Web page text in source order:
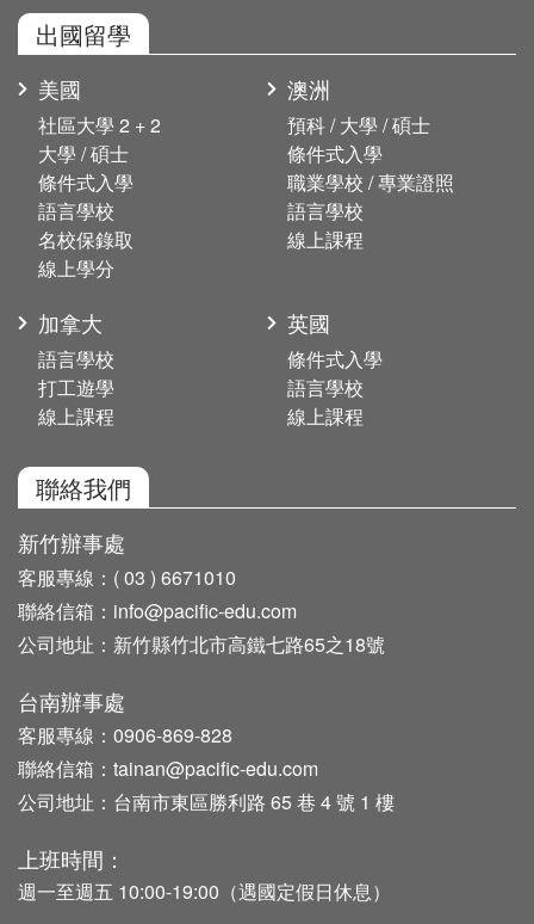
出國留學
美國
社區大學 2 + 2
大學 / 碩士
條件式入學
語言學校
名校保錄取
線上學分
澳洲
預科 / 大學 / 碩士
條件式入學
職業學校 / 專業證照
語言學校
線上課程
加拿大
語言學校
打工遊學
線上課程
英國
條件式入學
語言學校
線上課程
聯絡我們
新竹辦事處
客服專線： ( 03 ) 6671010
聯絡信箱： info@pacific-edu.com
公司地址： 新竹縣竹北市高鐵七路65之18號
台南辦事處
客服專線： 0906-869-828
聯絡信箱： tainan@pacific-edu.com
公司地址： 台南市東區勝利路 65 巷 4 號 1 樓
上班時間：
週一至週五 10:00-19:00（遇國定假日休息）